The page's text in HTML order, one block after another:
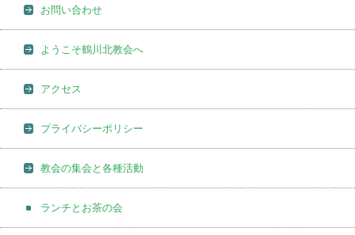
お問い合わせ
ようこそ鶴川北教会へ
アクセス
プライバシーポリシー
教会の集会と各種活動
ランチとお茶の会